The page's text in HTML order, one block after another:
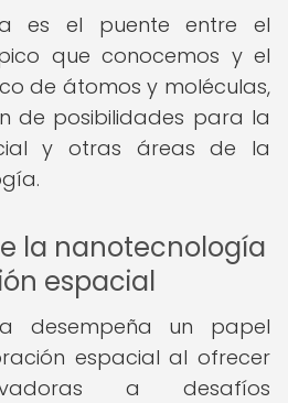
es el puente entre el
que conocemos y el
de átomos y moléculas,
de posibilidades para la
y otras áreas de la
la nanotecnología
espacial
desempeña un papel
espacial al ofrecer
a desafíos